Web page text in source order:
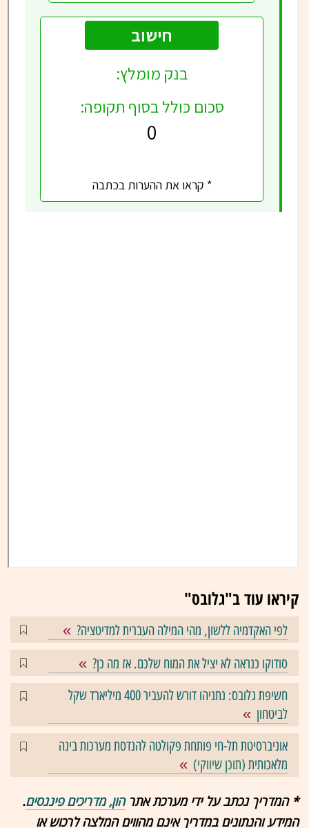
קיראו עוד ב"גלובס"
לפי האקדמיה ללשון, מהי המילה העברית למדיטציה?
סודוקו כנראה לא יציל את המוח שלכם. אז מה כן?
חשיפת גלובס: נתניהו דורש להעביר 400 מיליארד שקל
לביטחון
אוניברסיטת תל-חי פותחת פקולטה להנדסת מערכות בינה
מלאכותית (תוכן שיווקי)
* המדריך נכתב על ידי מערכת אתרהון, מדריכים פיננסים.
המידע והנתונים במדריך אינם מהווים המלצה לרכוש או